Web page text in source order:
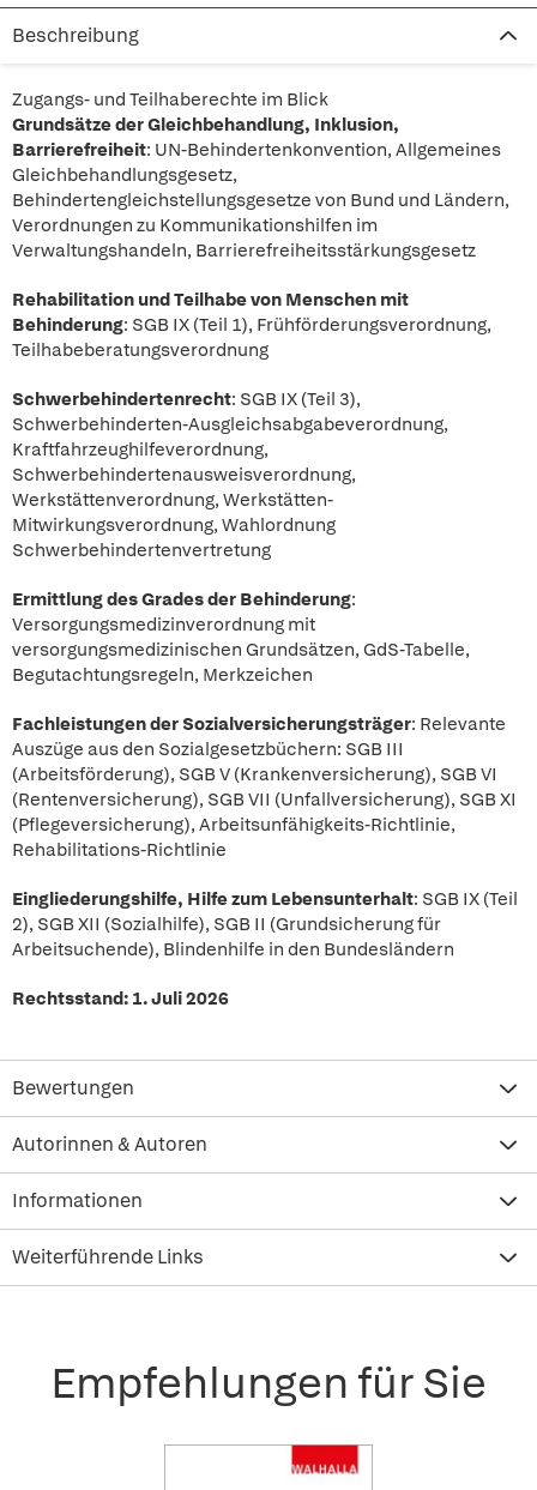
Beschreibung
Zugangs- und Teilhaberechte im Blick
Grundsätze der Gleichbehandlung, Inklusion,
Barrierefreiheit: UN-Behindertenkonvention, Allgemeines
Gleichbehandlungsgesetz,
Behindertengleichstellungsgesetze von Bund und Ländern,
Verordnungen zu Kommunikationshilfen im
Verwaltungshandeln, Barrierefreiheitsstärkungsgesetz
Rehabilitation und Teilhabe von Menschen mit
Behinderung: SGB IX (Teil 1), Frühförderungsverordnung,
Teilhabeberatungsverordnung
Schwerbehindertenrecht: SGB IX (Teil 3),
Schwerbehinderten-Ausgleichsabgabeverordnung,
Kraftfahrzeughilfeverordnung,
Schwerbehindertenausweisverordnung,
Werkstättenverordnung, Werkstätten-
Mitwirkungsverordnung, Wahlordnung
Schwerbehindertenvertretung
Ermittlung des Grades der Behinderung:
Versorgungsmedizinverordnung mit
versorgungsmedizinischen Grundsätzen, GdS-Tabelle,
Begutachtungsregeln, Merkzeichen
Fachleistungen der Sozialversicherungsträger: Relevante
Auszüge aus den Sozialgesetzbüchern: SGB III
(Arbeitsförderung), SGB V (Krankenversicherung), SGB VI
(Rentenversicherung), SGB VII (Unfallversicherung), SGB XI
(Pflegeversicherung), Arbeitsunfähigkeits-Richtlinie,
Rehabilitations-Richtlinie
Eingliederungshilfe, Hilfe zum Lebensunterhalt: SGB IX (Teil
2), SGB XII (Sozialhilfe), SGB II (Grundsicherung für
Arbeitsuchende), Blindenhilfe in den Bundesländern
Rechtsstand: 1. Juli 2026
Bewertungen
Autorinnen & Autoren
Informationen
Weiterführende Links
Empfehlungen für Sie